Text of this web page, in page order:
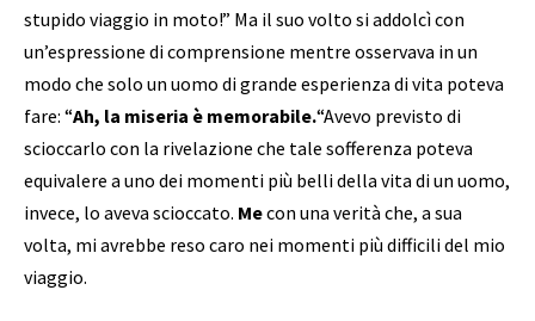
stupido viaggio in moto!” Ma il suo volto si addolcì con
un’espressione di comprensione mentre osservava in un
modo che solo un uomo di grande esperienza di vita poteva
fare: “Ah, la miseria è memorabile.“Avevo previsto di
scioccarlo con la rivelazione che tale sofferenza poteva
equivalere a uno dei momenti più belli della vita di un uomo,
invece, lo aveva scioccato. Mecon una verità che, a sua
volta, mi avrebbe reso caro nei momenti più difficili del mio
viaggio.